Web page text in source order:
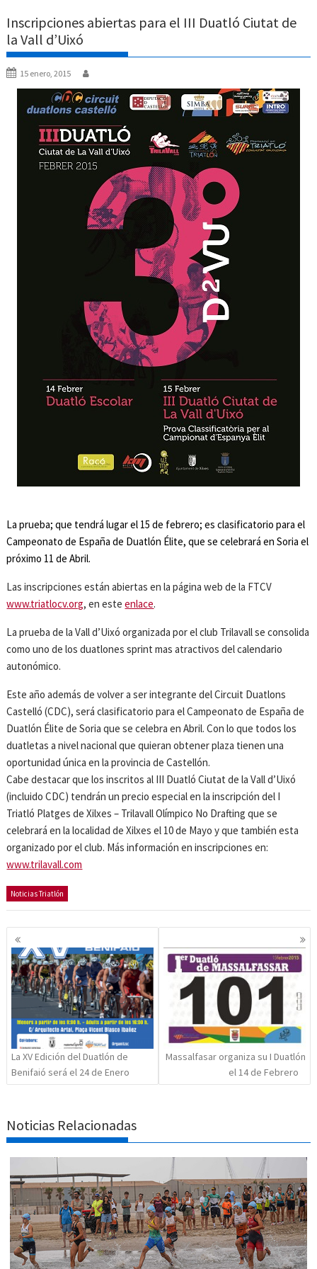
Inscripciones abiertas para el III Duatló Ciutat de
la Vall d’Uixó
15 enero, 2015
La prueba; que tendrá lugar el 15 de febrero; es clasificatorio para el
Campeonato de España de Duatlón Élite, que se celebrará en Soria el
próximo 11 de Abril.
Las inscripciones están abiertas en la página web de la FTCV
www.triatlocv.org, en esteenlace.
La prueba de la Vall d’Uixó organizada por el club Trilavall se consolida
como uno de los duatlones sprint mas atractivos del calendario
autonómico.
Este año además de volver a ser integrante del Circuit Duatlons
Castelló (CDC), será clasificatorio para el Campeonato de España de
Duatlón Élite de Soria que se celebra en Abril. Con lo que todos los
duatletas a nivel nacional que quieran obtener plaza tienen una
oportunidad única en la provincia de Castellón.
Cabe destacar que los inscritos al III Duatló Ciutat de la Vall d’Uixó
(incluido CDC) tendrán un precio especial en la inscripción del I
Triatló Platges de Xilxes – Trilavall Olímpico No Drafting que se
celebrará en la localidad de Xilxes el 10 de Mayo y que también esta
organizado por el club. Más información en inscripciones en:
www.trilavall.com
Noticias Triatlón
Navegación
de
entradas
La XV Edición del Duatlón de
Benifaió será el 24 de Enero
Massalfasar organiza su I Duatlón
el 14 de Febrero
Noticias Relacionadas